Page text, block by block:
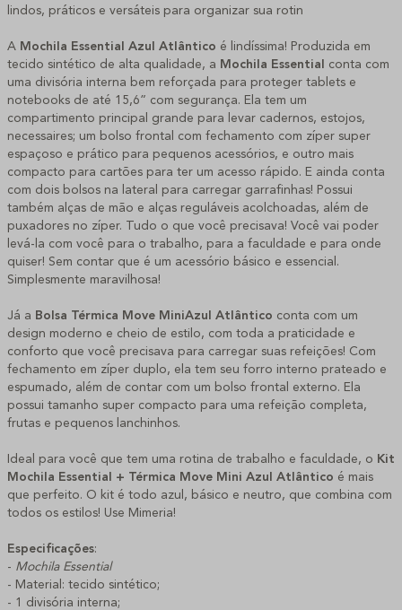
lindos, práticos e versáteis para organizar sua rotin
A Mochila Essential Azul Atlântico é lindíssima! Produzida em
tecido sintético de alta qualidade, a Mochila Essential conta com
uma divisória interna bem reforçada para proteger tablets e
notebooks de até 15,6” com segurança. Ela tem um
compartimento principal grande para levar cadernos, estojos,
necessaires; um bolso frontal com fechamento com zíper super
espaçoso e prático para pequenos acessórios, e outro mais
compacto para cartões para ter um acesso rápido. E ainda conta
com dois bolsos na lateral para carregar garrafinhas! Possui
também alças de mão e alças reguláveis acolchoadas, além de
puxadores no zíper. Tudo o que você precisava! Você vai poder
levá-la com você para o trabalho, para a faculdade e para onde
quiser! Sem contar que é um acessório básico e essencial.
Simplesmente maravilhosa!
Já a Bolsa Térmica Move MiniAzul Atlântico conta com um
design moderno e cheio de estilo, com toda a praticidade e
conforto que você precisava para carregar suas refeições! Com
fechamento em zíper duplo, ela tem seu forro interno prateado e
espumado, além de contar com um bolso frontal externo. Ela
possui tamanho super compacto para uma refeição completa,
frutas e pequenos lanchinhos.
Ideal para você que tem uma rotina de trabalho e faculdade, o Kit
Mochila Essential + Térmica Move Mini Azul Atlântico é mais
que perfeito. O kit é todo azul, básico e neutro, que combina com
todos os estilos! Use Mimeria!
Especificações:
- Mochila Essential
- Material: tecido sintético;
- 1 divisória interna;